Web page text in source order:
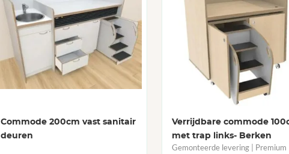
Commode 200cm vast sanitair
deuren
Verrijdbare commode
met trap links- Berken
Gemonteerde levering | Premium